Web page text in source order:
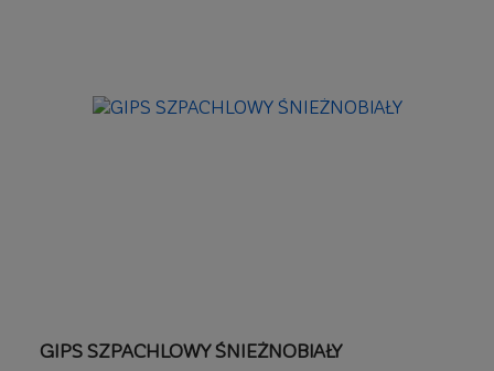
GIPS SZPACHLOWY ŚNIEŻNOBIAŁY